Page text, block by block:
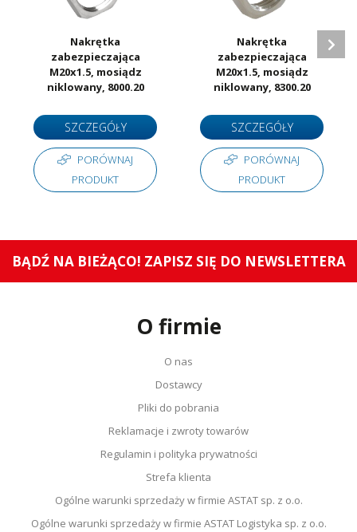
Nakrętka
zabezpieczająca
M20x1.5, mosiądz
niklowany, 8000.20
SZCZEGÓŁY
PORÓWNAJ
PRODUKT
Nakrętka
zabezpieczająca
M20x1.5, mosiądz
niklowany, 8300.20
SZCZEGÓŁY
PORÓWNAJ
PRODUKT
BĄDŹ NA BIEŻĄCO! ZAPISZ SIĘ DO NEWSLETTERA
O firmie
O nas
Dostawcy
Pliki do pobrania
Reklamacje i zwroty towarów
Regulamin i polityka prywatności
Strefa klienta
Ogólne warunki sprzedaży w firmie ASTAT sp. z o.o.
Ogólne warunki sprzedaży w firmie ASTAT Logistyka sp. z o.o.